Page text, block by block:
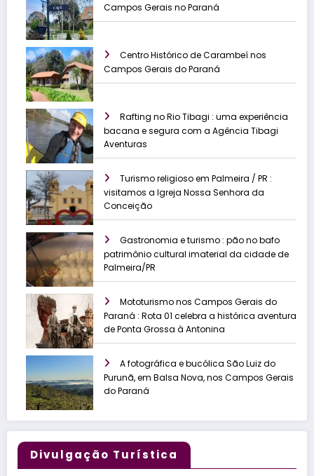
Campos Gerais no Paraná
Centro Histórico de Carambeí nos
Campos Gerais do Paraná
Rafting no Rio Tibagi : uma experiência
bacana e segura com a Agência Tibagi
Aventuras
Turismo religioso em Palmeira / PR :
visitamos a Igreja Nossa Senhora da
Conceição
Gastronomia e turismo : pão no bafo
patrimônio cultural imaterial da cidade de
Palmeira/PR
Mototurismo nos Campos Gerais do
Paraná : Rota 01 celebra a histórica aventura
de Ponta Grossa à Antonina
A fotográfica e bucólica São Luiz do
Purunã, em Balsa Nova, nos Campos Gerais
do Paraná
Divulgação Turística